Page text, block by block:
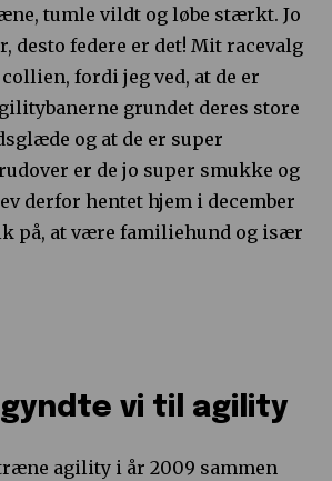
tumle vildt og løbe stærkt. Jo
desto federe er det! Mit racevalg
fordi jeg ved, at de er
grundet deres store
og at de er super
er de jo super smukke og
derfor hentet hjem i december
på, at være familiehund og især
vi til agility
agility i år 2009 sammen